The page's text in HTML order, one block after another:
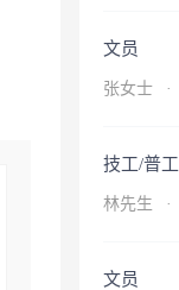
文员
张女士 ·
技工/普工
林先生 ·
文员